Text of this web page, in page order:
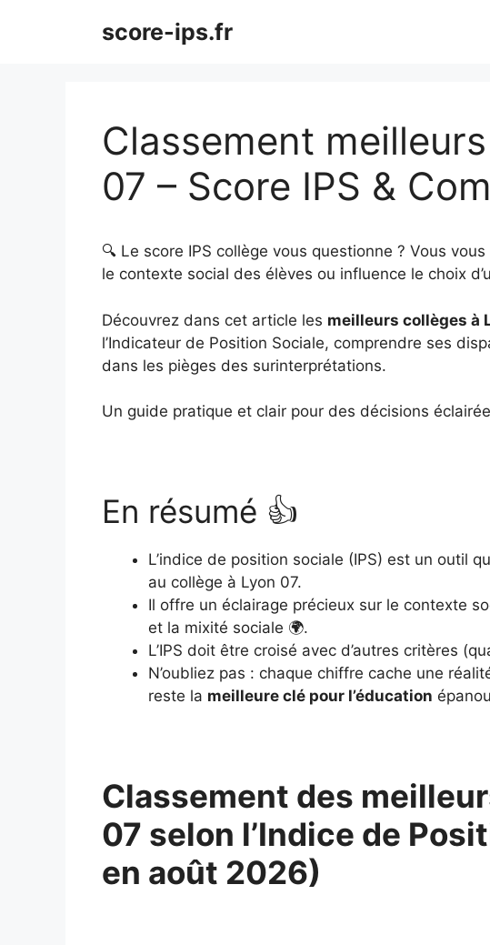
score-ips.fr
Classement
07 – Score IPS &
🔍 Le score IPS collège vous questionne ? Vous
le contexte social des élèves ou influence le choix
Découvrez dans cet article les meilleurs collèges à
l’Indicateur de Position Sociale, comprendre ses
dans les pièges des surinterprétations.
Un guide pratique et clair pour des décisions
En résumé 👍
L’indice de position sociale (IPS) est un outil
au collège à Lyon 07.
Il offre un éclairage précieux sur le contexte
et la mixité sociale 🌍.
L’IPS doit être croisé avec d’autres critères
N’oubliez pas : chaque chiffre cache une
reste la meilleure clé pour l’éducation
Classement des
07 selon l’Indice de
en août 2026)